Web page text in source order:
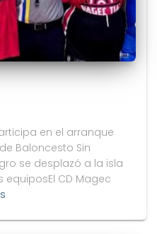
en el arranque
Baloncesto Sin
se desplazó a la isla
CD Magec